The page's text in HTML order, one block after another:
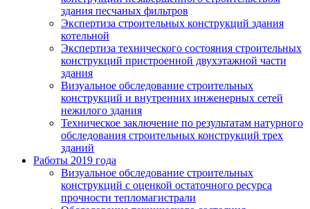
здания песчаных фильтров
Экспертиза строительных конструкций здания
котельной
Экспертиза технического состояния строительных
конструкций пристроенной двухэтажной части
здания
Визуальное обследование строительных
конструкций и внутренних инженерных сетей
нежилого здания
Техническое заключение по результатам натурного
обследования строительных конструкций трех
зданий
Работы 2019 года
Визуальное обследование строительных
конструкций с оценкой остаточного ресурса
прочности тепломагистрали